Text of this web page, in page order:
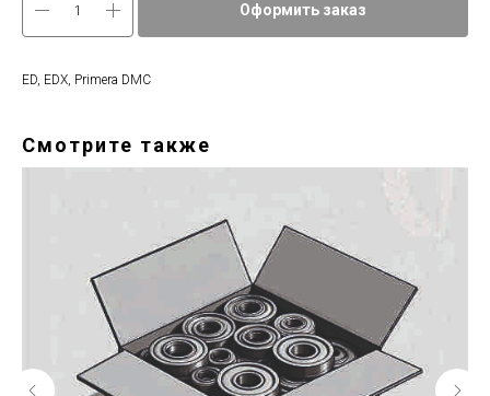
Оформить заказ
ED, EDX, Primera DMC
Смотрите также